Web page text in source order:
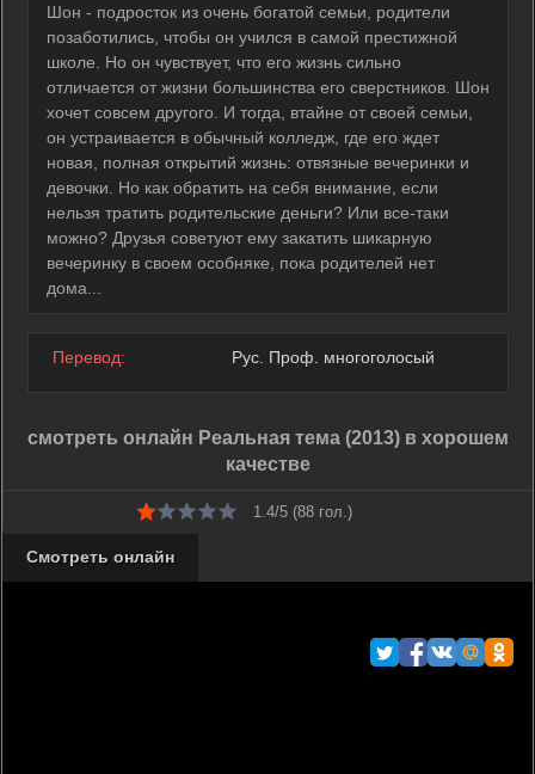
Шон - подросток из очень богатой семьи, родители
позаботились, чтобы он учился в самой престижной
школе. Но он чувствует, что его жизнь сильно
отличается от жизни большинства его сверстников. Шон
хочет совсем другого. И тогда, втайне от своей семьи,
он устраивается в обычный колледж, где его ждет
новая, полная открытий жизнь: отвязные вечеринки и
девочки. Но как обратить на себя внимание, если
нельзя тратить родительские деньги? Или все-таки
можно? Друзья советуют ему закатить шикарную
вечеринку в своем особняке, пока родителей нет
дома...
Перевод: Рус. Проф. многоголосый
смотреть онлайн Реальная тема (2013) в хорошем
качестве
1.4/5 (88 гол.)
Смотреть онлайн